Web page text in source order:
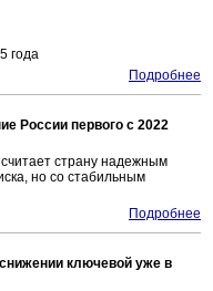
года
Подробнее
России первого с 2022
страну надежным
но со стабильным
Подробнее
ключевой уже в